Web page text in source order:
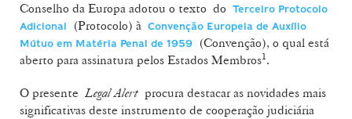
Conselho da Europa adotou o texto do Terceiro Protocolo
Adicional
(Protocolo) à Convenção Europeia de Auxílio
Mútuo em Matéria Penal de 1959 (Convenção), o qual está
aberto para assinatura pelos Estados Membros1.
O presente Legal Alert procura destacar as novidades mais
significativas deste instrumento de cooperação judiciária